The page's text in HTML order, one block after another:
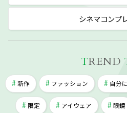
シネマコンプ
TREND
新作 ファッション 自分
限定 アイウェア 眼鏡